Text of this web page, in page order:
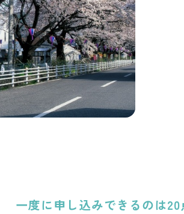
一度に申し込みできるのは20